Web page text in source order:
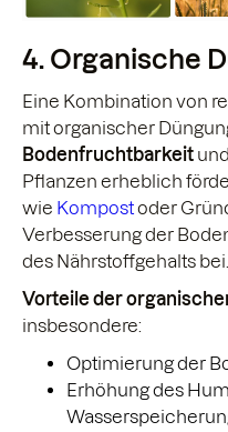
4. Organische
Eine Kombination von
mit organischer
Bodenfruchtbarkeit
Pflanzen erheblich
wie Kompostoder
Verbesserung der
des Nährstoffgehalts bei.
Vorteile der
insbesondere:
Optimierung der
Erhöhung des